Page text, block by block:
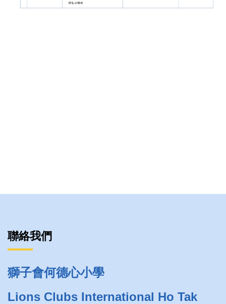
聯絡我們
獅子會何德心小學
Lions Clubs International Ho Tak